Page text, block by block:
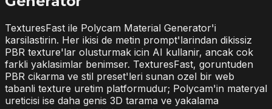
TexturesFast ile Polycam Material Generator'i
karsilastirin. Her ikisi de metin prompt'larindan dikissiz
PBR texture'lar olusturmak icin AI kullanir, ancak cok
farkli yaklasimlar benimser. TexturesFast, goruntuden
PBR cikarma ve stil preset'leri sunan ozel bir web
tabanli texture uretim platformudur; Polycam'in materyal
ureticisi ise daha genis 3D tarama ve yakalama